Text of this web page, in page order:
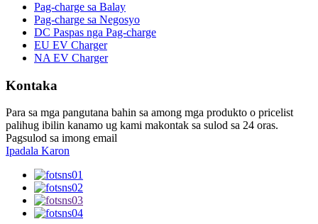
Pag-charge sa Balay
Pag-charge sa Negosyo
DC Paspas nga Pag-charge
EU EV Charger
NA EV Charger
Kontaka
Para sa mga pangutana bahin sa among mga produkto o pricelist
palihug ibilin kanamo ug kami makontak sa sulod sa 24 oras.
Pagsulod sa imong email
Ipadala Karon